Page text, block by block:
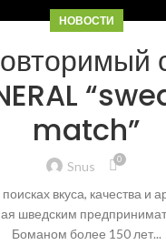
НОВОСТИ
match”
Snus 0
вкуса, качества и
шведским
Боманом более 150 лет...